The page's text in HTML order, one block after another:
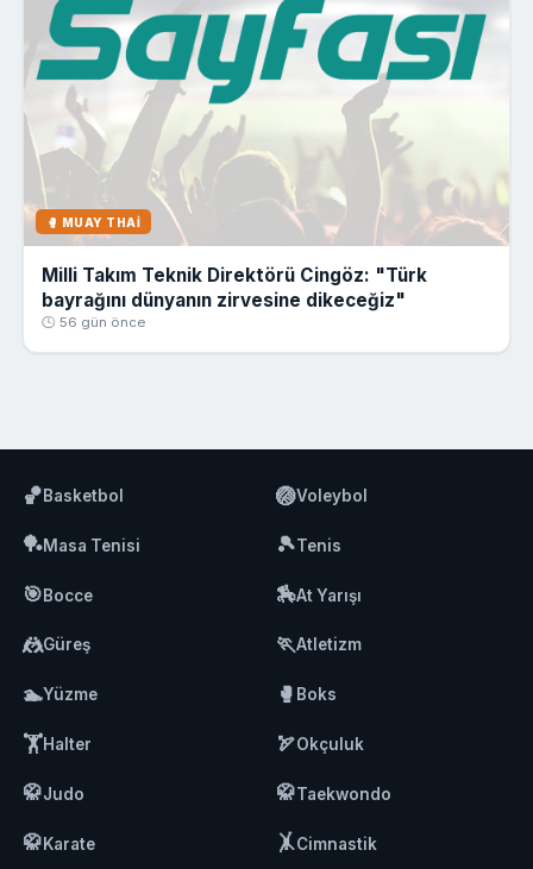
🥊 MUAY THAI
Milli Takım Teknik Direktörü Cingöz: "Türk
bayrağını dünyanın zirvesine dikeceğiz"
🕒 56 gün önce
🏀Basketbol 🏐Voleybol
🏓Masa Tenisi 🎾Tenis
🎯Bocce 🏇At Yarışı
🤼Güreş 🏃Atletizm
🏊Yüzme 🥊 Boks
🏋️Halter 🏹Okçuluk
🥋Judo 🥋Taekwondo
🥋Karate 🤸Cimnastik